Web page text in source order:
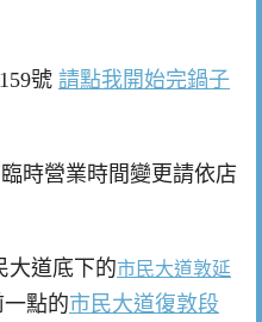
號 請點我開始完鍋子
時營業時間變更請依店
大道底下的市民大道敦延
點的市民大道復敦段